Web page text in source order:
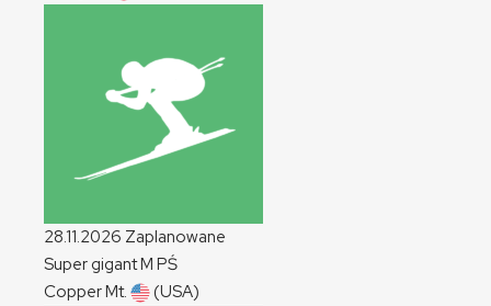
28.11.2026 Zaplanowane
Super gigantM PŚ
Copper Mt.
(USA)